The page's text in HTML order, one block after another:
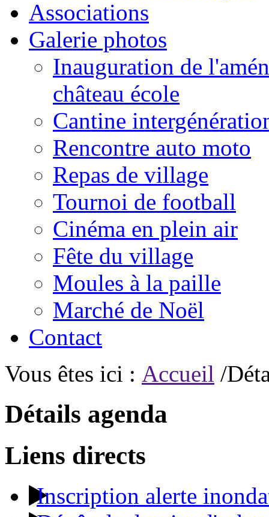
Associations
Galerie photos
Inauguration de
château école
Cantine
Rencontre auto moto
Repas de village
Tournoi de football
Cinéma en plein air
Fête du village
Moules à la paille
Marché de Noël
Contact
Vous êtes ici : Accueil /
Détails agenda
Liens directs
Inscription alerte